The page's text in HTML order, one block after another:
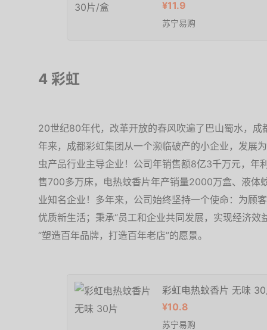
¥11.9
苏宁易购
4 彩虹
20世纪80年代，改革开放的春风吹遍了巴山蜀水，
年来，成都彩虹集团从一个濒临破产的小企业，发展
虫产品行业主导企业！公司年销售额8亿3千万元，年
售700多万床，电热蚊香片年产销量2000万盒、液体
业知名企业！多年来，公司始终坚持一个使命：为顾
优质新生活；秉承“员工和企业共同发展，实现经济效
“塑造百年品牌，打造百年老店”的愿景。
彩虹电热蚊香片 无味
¥10.8
苏宁易购